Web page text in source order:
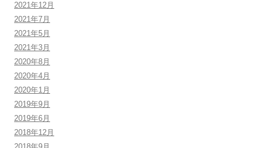
2021年12月
2021年7月
2021年5月
2021年3月
2020年8月
2020年4月
2020年1月
2019年9月
2019年6月
2018年12月